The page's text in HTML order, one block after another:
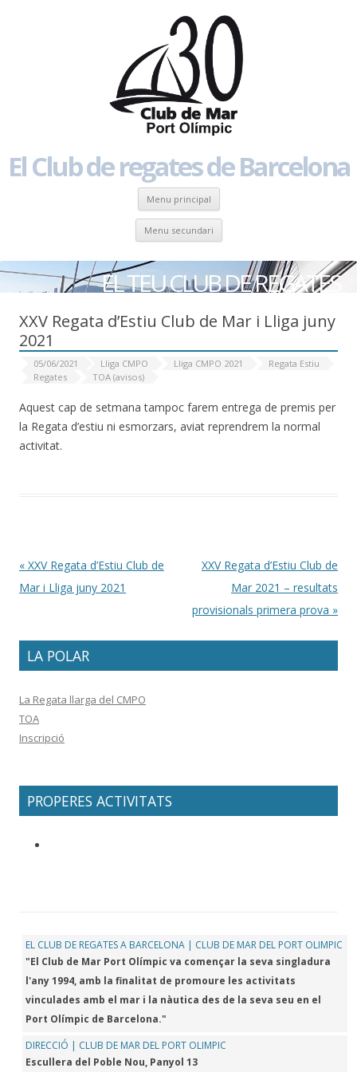
El Club de regates de Barcelona
Menu principal Skip to content
Menu secundari Skip to content
EL TEU CLUB DE REGATES
XXV Regata d’Estiu Club de Mar i Lliga juny
2021
05/06/2021 Lliga CMPO Lliga CMPO 2021
Regata Estiu
Regates
TOA (avisos)
Aquest cap de setmana tampoc farem entrega de premis per
la Regata d’estiu ni esmorzars, aviat reprendrem la normal
activitat.
Post navigation
« XXV Regata d’Estiu Club de
Mar i Lliga juny 2021
XXV Regata d’Estiu Club de
Mar 2021 – resultats
provisionals primera prova »
LA POLAR
La Regata llarga del CMPO
TOA
Inscripció
PROPERES ACTIVITATS
EL CLUB DE REGATES A BARCELONA | CLUB DE MAR DEL PORT OLIMPIC
"El Club de Mar Port Olímpic va començar la seva singladura
l'any 1994, amb la finalitat de promoure les activitats
vinculades amb el mar i la nàutica des de la seva seu en el
Port Olímpic de Barcelona."
DIRECCIÓ | CLUB DE MAR DEL PORT OLIMPIC
Escullera del Poble Nou, Panyol 13